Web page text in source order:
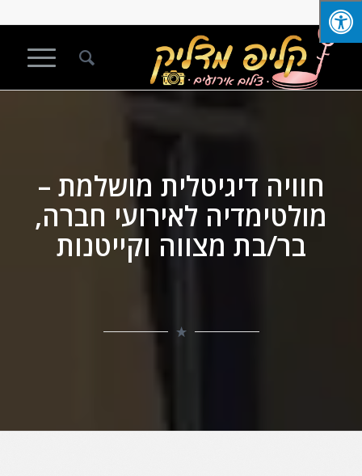
חוויה דיגיטלית מושלמת –
מולטימדיה לאירועי חברה,
בר/בת מצווה וקייטנות